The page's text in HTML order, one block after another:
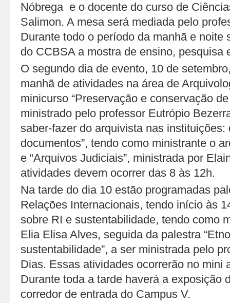
Nóbrega e o docente do curso de
Salimon. A mesa será mediada pelo
Durante todo o período da manhã e noite
do CCBSA a mostra de ensino, pesquisa
O segundo dia de evento, 10 de
manhã de atividades na área de
minicurso “Preservação e conservação
ministrado pelo professor Eutrópio
saber-fazer do arquivista nas instituições:
documentos”, tendo como ministrante o
e “Arquivos Judiciais”, ministrada por
atividades devem ocorrer das 8 às 12h.
Na tarde do dia 10 estão programadas
Relações Internacionais, tendo início às
sobre RI e sustentabilidade, tendo como
Elia Elisa Alves, seguida da palestra
sustentabilidade”, a ser ministrada pelo
Dias. Essas atividades ocorrerão no mini
Durante toda a tarde haverá a exposição
corredor de entrada do Campus V.